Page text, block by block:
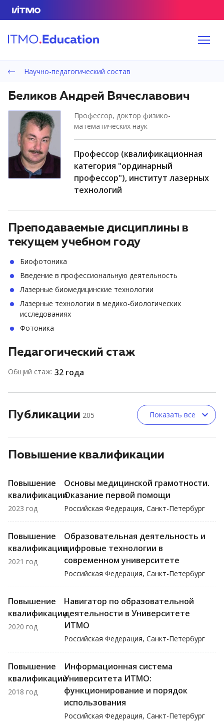
Научно-педагогический состав
Беликов Андрей Вячеславович
профессор, доктор физико-
математических наук
профессор (квалификационная
категория "ординарный
профессор"), институт лазерных
технологий
Преподаваемые дисциплины в
текущем учебном году
Биофотоника
Введение в профессиональную деятельность
Лазерные биомедицинские технологии
Лазерные технологии в медико-биологических
исследованиях
Фотоника
Педагогический стаж
Общий стаж: 32 года
Публикации 205 Показать все
Повышение квалификации
Повышение
квалификации
2023 год
Основы медицинской грамотности.
Оказание первой помощи
Российская Федерация, Санкт-Петербург
Повышение
квалификации
2021 год
Образовательная деятельность и
цифровые технологии в
современном университете
Российская Федерация, Санкт-Петербург
Повышение
квалификации
2020 год
Навигатор по образовательной
деятельности в Университете
ИТМО
Российская Федерация, Санкт-Петербург
Повышение
квалификации
2018 год
Информационная система
Университета ИТМО:
функционирование и порядок
использования
Российская Федерация, Санкт-Петербург